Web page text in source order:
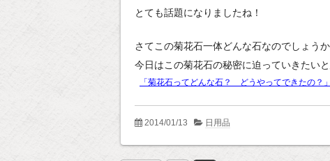
とても話題になりましたね！
さてこの菊花石一体どんな石なのでしょうか
今日はこの菊花石の秘密に迫っていきたいと
「菊花石ってどんな石？ どうやってできたの？
2014/01/13 日用品